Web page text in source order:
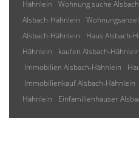
Hähnlein Wohnung suche
Alsbach-Hähnlein
Alsbach-Hähnlein
Haus Alsbach-
Hähnlein
kaufen Alsbach-Hähnlein
Immobilien Alsbach-Hähnlein
Immobilienkauf Alsbach-Hähnlein
Hähnlein
Einfamilienhäuser